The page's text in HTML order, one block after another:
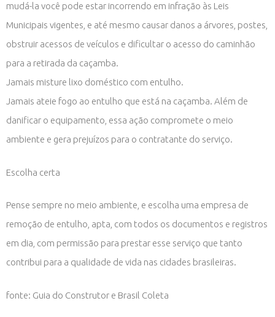
mudá-la você pode estar incorrendo em infração às Leis
Municipais vigentes, e até mesmo causar danos a árvores, postes,
obstruir acessos de veículos e dificultar o acesso do caminhão
para a retirada da caçamba.
Jamais misture lixo doméstico com entulho.
Jamais ateie fogo ao entulho que está na caçamba. Além de
danificar o equipamento, essa ação compromete o meio
ambiente e gera prejuízos para o contratante do serviço.
Escolha certa
Pense sempre no meio ambiente, e escolha uma empresa de
remoção de entulho, apta, com todos os documentos e registros
em dia, com permissão para prestar esse serviço que tanto
contribui para a qualidade de vida nas cidades brasileiras.
fonte: Guia do Construtor e Brasil Coleta